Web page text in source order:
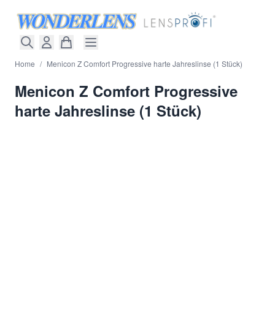
Home / Menicon Z Comfort Progressive harte Jahreslinse (1 Stück)
Menicon Z Comfort Progressive
harte Jahreslinse (1 Stück)